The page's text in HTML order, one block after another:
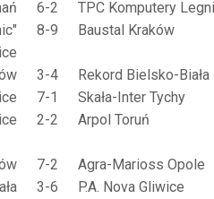
6-2
TPC Komputery
8-9 Baustal Kraków
3-4
Rekord Bielsko-Biała
7-1
Skała-Inter Tychy
2-2
Arpol Toruń
7-2
Agra-Marioss Opole
3-6
P.A. Nova Gliwice